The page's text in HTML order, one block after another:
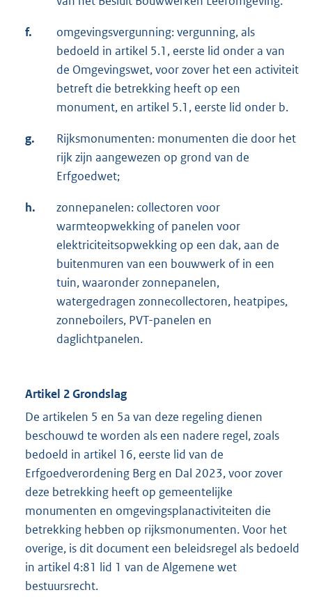
f.
omgevingsvergunning: vergunning, als
bedoeld in artikel 5.1, eerste lid onder a van
de Omgevingswet, voor zover het een activiteit
betreft die betrekking heeft op een
monument, en artikel 5.1, eerste lid onder b.
g.
Rijksmonumenten: monumenten die door het
rijk zijn aangewezen op grond van de
Erfgoedwet;
h.
zonnepanelen: collectoren voor
warmteopwekking of panelen voor
elektriciteitsopwekking op een dak, aan de
buitenmuren van een bouwwerk of in een
tuin, waaronder zonnepanelen,
watergedragen zonnecollectoren, heatpipes,
zonneboilers, PVT-panelen en
daglichtpanelen.
Artikel 2 Grondslag
De artikelen 5 en 5a van deze regeling dienen
beschouwd te worden als een nadere regel, zoals
bedoeld in artikel 16, eerste lid van de
Erfgoedverordening Berg en Dal 2023, voor zover
deze betrekking heeft op gemeentelijke
monumenten en omgevingsplanactiviteiten die
betrekking hebben op rijksmonumenten. Voor het
overige, is dit document een beleidsregel als bedoeld
in artikel 4:81 lid 1 van de Algemene wet
bestuursrecht.